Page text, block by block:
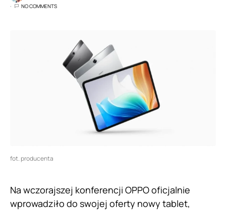
NO COMMENTS
fot. producenta
Na wczorajszej konferencji OPPO oficjalnie
wprowadziło do swojej oferty nowy tablet,